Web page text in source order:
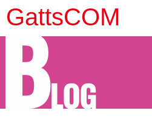
GattsCOM
BLOG